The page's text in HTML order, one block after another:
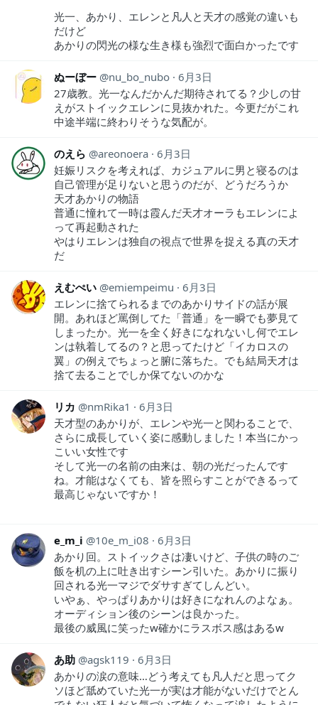
光一、あかり、エレンと凡人と天才の感覚の違いも
だけど
あかりの閃光の様な生き様も強烈で面白かったです
ぬーぼー nu_bo_nubo 6月3日
27歳教。光一なんだかんだ期待されてる？少しの甘
えがストイックエレンに見抜かれた。今更だがこれ
中途半端に終わりそうな気配が。
のえら areonoera 6月3日
妊娠リスクを考えれば、カジュアルに男と寝るのは
自己管理が足りないと思うのだが、どうだろうか
天才あかりの物語
普通に憧れて一時は霞んだ天才オーラもエレンによ
って再起動された
やはりエレンは独自の視点で世界を捉える真の天才
だ
えむぺい emiempeimu
6月3日
エレンに捨てられるまでのあかりサイドの話が展
開。あれほど罵倒してた「普通」を一瞬でも夢見て
しまったか。光一を全く好きになれないし何でエレ
ンは執着してるの？と思ってたけど「イカロスの
翼」の例えでちょっと腑に落ちた。でも結局天才は
捨て去ることでしか保てないのかな
リカ nmRika1
6月3日
天才型のあかりが、エレンや光一と関わることで、
さらに成長していく姿に感動しました！本当にかっ
こいい女性です
そして光一の名前の由来は、朝の光だったんです
ね。才能はなくても、皆を照らすことができるって
最高じゃないですか！
e_m_i 10e_m_i08
6月3日
あかり回。ストイックさは凄いけど、子供の時のご
飯を机の上に吐き出すシーン引いた。あかりに振り
回される光一マジでダサすぎてしんどい。
いやぁ、やっぱりあかりは好きになれんのよなぁ。
オーディション後のシーンは良かった。
最後の威風に笑ったw確かにラスボス感はあるw
あ助 agsk119
6月3日
あかりの涙の意味…どう考えても凡人だと思ってク
ソほど舐めていた光一が実は才能がないだけでとん